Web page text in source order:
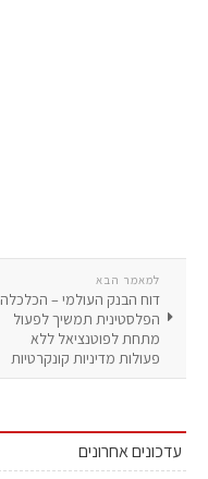
למאמר הבא
דוח הבנק העולמי – הכלכלה
הפלסטינית תמשיך לפעול
מתחת לפוטנציאל ללא
פעולות מדיניות קונקרטיות
עדכונים אחרונים